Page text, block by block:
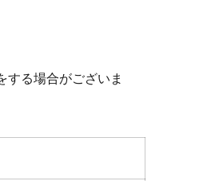
る場合がございま